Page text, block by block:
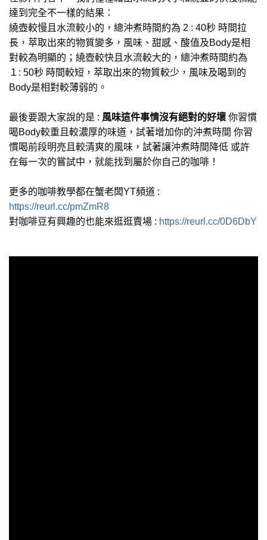
達到完全不一樣的結果：
繞壺較慢且水流較小的，總沖煮時間約為 2 : 40秒 時間拉
長，萃取出來的物質變多，風味、甜感、酸值及Body是相
對較為明顯的；繞壺較快且水流較大的，總沖煮時間約為
１: 50秒 時間較短，萃取出來的物質較少，風味及喝到的
Body是相對較薄弱的。
最後要跟大家說的是 : 風味這件事情沒有絕對的好壞 你習慣
喝Body較重且較濃厚的味道，試著增加你的沖煮時間 你習
慣喝前段明亮且較清爽的風味，試著讓沖煮時間降低 或許
在每一次的嘗試中，就能找到屬於你自己的咖啡！
更多的咖啡教學都在蟹老闆YT頻道 :
https://reurl.cc/pmZmR8
對咖啡豆有興趣的也能來逛逛賣場 : https://reurl.cc/0D6DbY